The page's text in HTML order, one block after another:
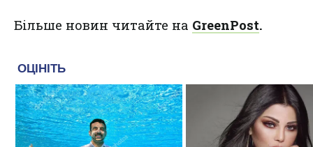
Більше новин читайте на GreenPost.